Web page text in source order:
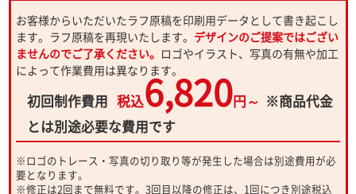
お客様からいただいたラフ原稿を印刷用データとして書き起こし
ます。ラフ原稿を再現いたします。 デザインのご提案ではござい
ませんのでご了承ください。 ロゴやイラスト、写真の有無や加工
によって作業費用は異なります。
初回制作費用 税込6,820円～ ※商品代金
とは別途必要な費用です
※ロゴのトレース・写真の切り取り等が発生した場合は別途費用が必
要となります。
※修正は2回まで無料です。3回目以降の修正は、1回につき別途税込